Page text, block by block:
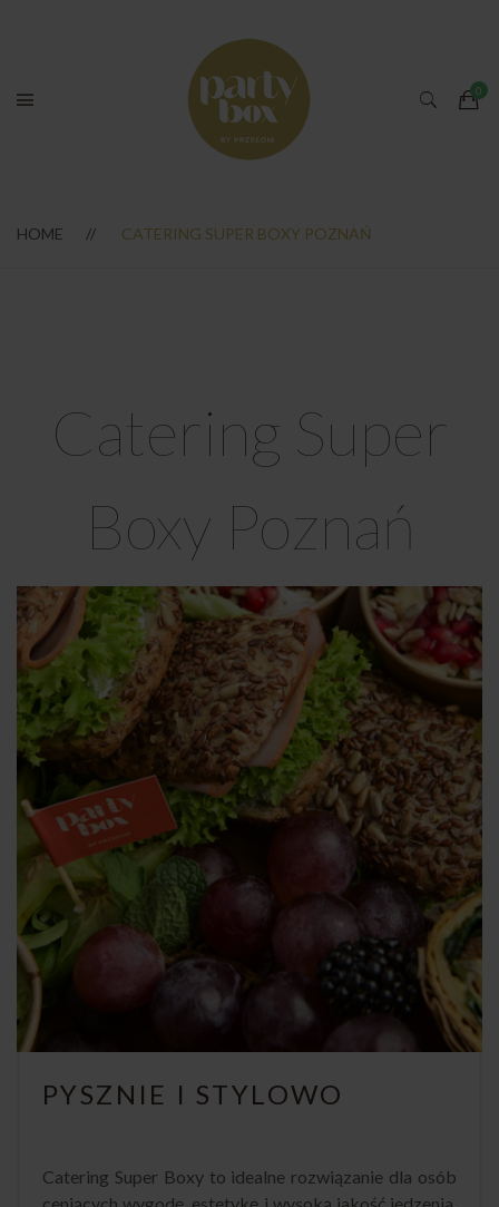
HOME CATERING SUPER BOXY POZNAŃ
Catering Super
Boxy Poznań
PYSZNIE I STYLOWO
Catering Super Boxy to idealne rozwiązanie dla osób